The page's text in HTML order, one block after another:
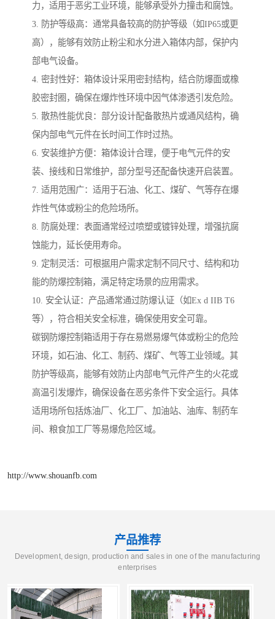
力，适用于恶劣工业环境，能够承受外力撞击和腐蚀。
3. 防护等级高：通常具备较高的防护等级（如IP65或更
高），能够有效防止粉尘和水分进入箱体内部，保护内
部电气设备。
4. 密封性好：箱体设计采用密封结构，结合防爆面或橡
胶密封圈，确保在爆炸性环境中因气体渗透引发危险。
5. 散热性能优良：部分设计配备散热片或通风结构，确
保内部电气元件在长时间工作时过热。
6. 安装维护方便：箱体设计合理，便于电气元件的安
装、接线和日常维护，部分型号还配备快速开启装置。
7. 适用范围广：适用于石油、化工、煤矿、气等存在爆
炸性气体或粉尘的危险场所。
8. 防腐处理：表面通常经过喷塑或镀锌处理，增强抗腐
蚀能力，延长使用寿命。
9. 定制灵活：可根据用户需求定制不同尺寸、结构和功
能的防爆控制箱，满足特定场景的应用需求。
10. 安全认证：产品通常通过防爆认证（如Ex d IIB T6
等），符合相关安全标准，确保使用安全可靠。
碳钢防爆控制箱适用于存在易燃易爆气体或粉尘的危险
环境，如石油、化工、制药、煤矿、气等工业领域。其
防护等级高，能够有效防止内部电气元件产生的火花或
高温引发爆炸，确保设备在恶劣条件下安全运行。具体
适用场所包括炼油厂、化工厂、加油站、油库、制药车
间、粮食加工厂等易爆危险区域。
http://www.shouanfb.com
产品推荐
Development, design, production and sales in one of the manufacturing
enterprises